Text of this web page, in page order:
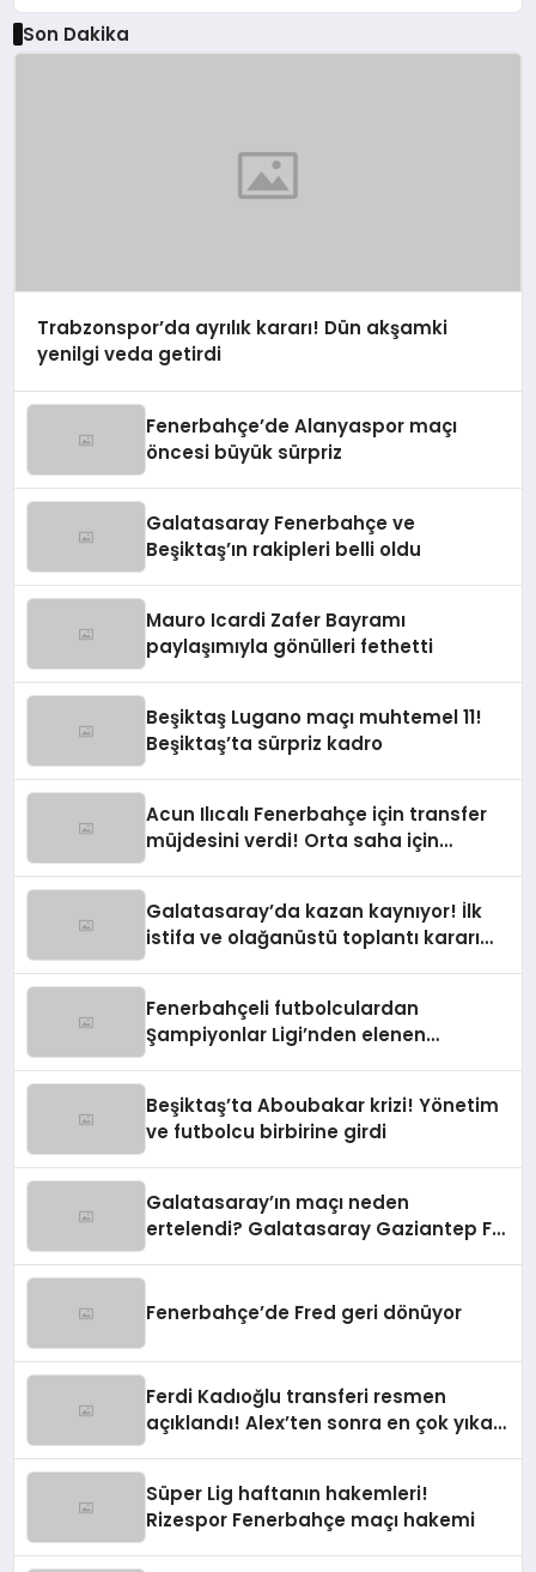
Son Dakika
Trabzonspor’da ayrılık kararı! Dün akşamki
yenilgi veda getirdi
Fenerbahçe’de Alanyaspor maçı
öncesi büyük sürpriz
Galatasaray Fenerbahçe ve
Beşiktaş’ın rakipleri belli oldu
Mauro Icardi Zafer Bayramı
paylaşımıyla gönülleri fethetti
Beşiktaş Lugano maçı muhtemel 11!
Beşiktaş’ta sürpriz kadro
Acun Ilıcalı Fenerbahçe için transfer
müjdesini verdi! Orta saha için
Galatasaray’da kazan kaynıyor! İlk
istifa ve olağanüstü toplantı kararı
Fenerbahçeli futbolculardan
Şampiyonlar Ligi’nden elenen
Beşiktaş’ta Aboubakar krizi! Yönetim
ve futbolcu birbirine girdi
Galatasaray’ın maçı neden
ertelendi? Galatasaray Gaziantep FK
Fenerbahçe’de Fred geri dönüyor
Ferdi Kadıoğlu transferi resmen
açıklandı! Alex’ten sonra en çok yıkan
Süper Lig haftanın hakemleri!
Rizespor Fenerbahçe maçı hakemi